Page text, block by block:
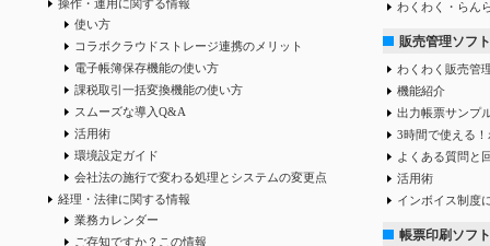
操作・運用に関する情報
使い方
コラボクラウドストレージ連携のメリット
電子帳簿保存機能の使い方
課税取引一括変換機能の使い方
スムーズな導入Q&A
活用術
環境設定ガイド
会社法の施行で変わる処理とシステムの変更点
経理・法律に関する情報
業務カレンダー
ご存知ですか？この情報
わくわく・らん
販売管理ソフト
わくわく販売管
機能紹介
出力帳票サンプ
3時間で使える
よくある質問と
活用術
インボイス制度
帳票印刷ソフト